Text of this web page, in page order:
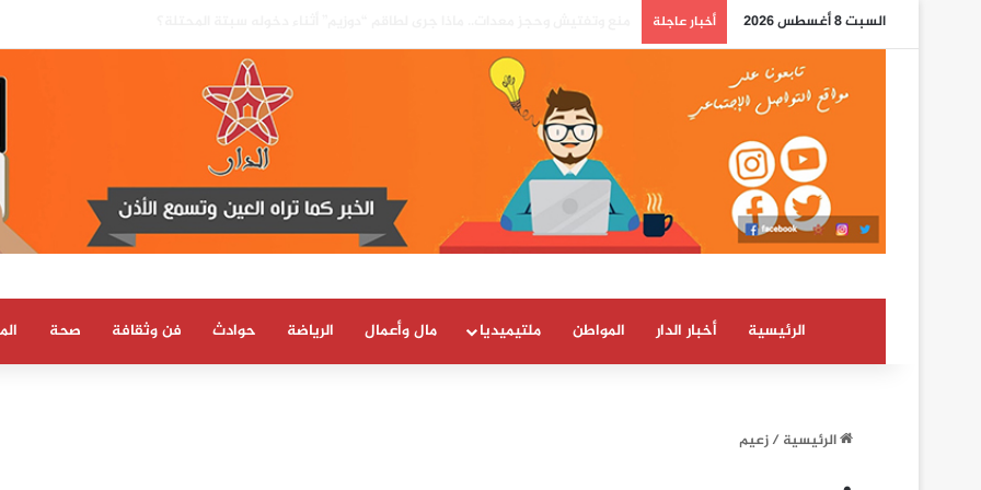
السبت 8 أغسطس 2026 أخبار عاجلة
الرئيسية أخبار الدار المواطن ملتيميديا مال وأعمال الرياضة حوادث فن وثقافة صحة
الرئيسية/زعيم